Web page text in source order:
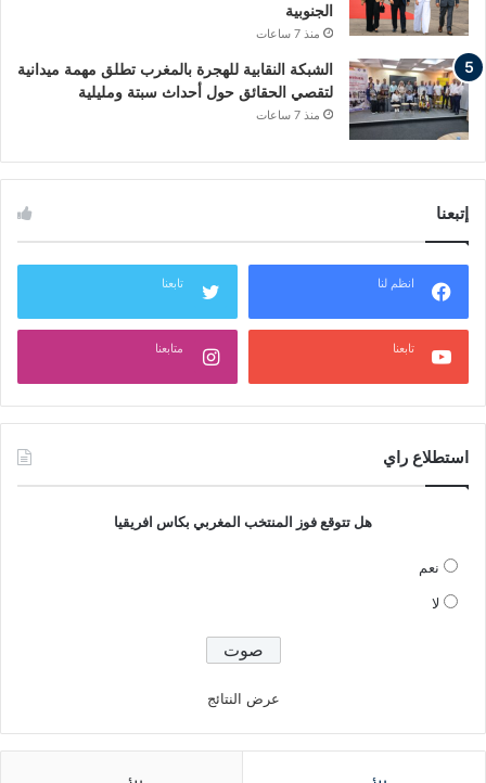
الجنوبية
منذ 7 ساعات
الشبكة النقابية للهجرة بالمغرب تطلق مهمة ميدانية
لتقصي الحقائق حول أحداث سبتة ومليلية
منذ 7 ساعات
إتبعنا
انظم لنا تابعنا
تابعنا متابعنا
استطلاع راي
هل تتوقع فوز المنتخب المغربي بكاس افريقيا
نعم
لا
عرض النتائج